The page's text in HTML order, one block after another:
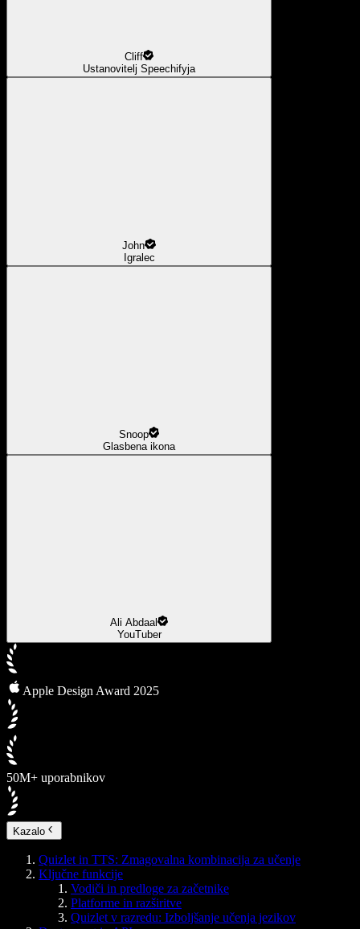
Cliff
Ustanovitelj Speechifyja
John
Igralec
Snoop
Glasbena ikona
Ali Abdaal
YouTuber
Apple Design Award 2025
50M+ uporabnikov
Kazalo
Quizlet in TTS: Zmagovalna kombinacija za učenje
Ključne funkcije
Vodiči in predloge za začetnike
Platforme in razširitve
Quizlet v razredu: Izboljšanje učenja jezikov